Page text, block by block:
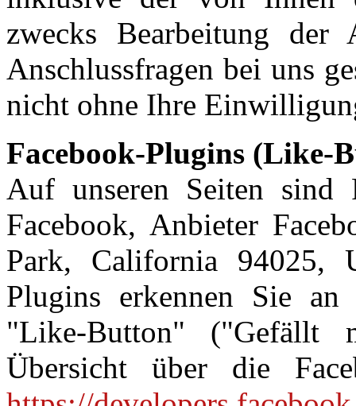
zwecks Bearbeitung
Anschlussfragen bei uns
nicht ohne Ihre
Facebook-Plugins (Like-
Auf unseren Seiten sind
Facebook, Anbieter
Park, California 94025,
Plugins erkennen Sie
"Like-Button" ("Gefällt
Übersicht über die